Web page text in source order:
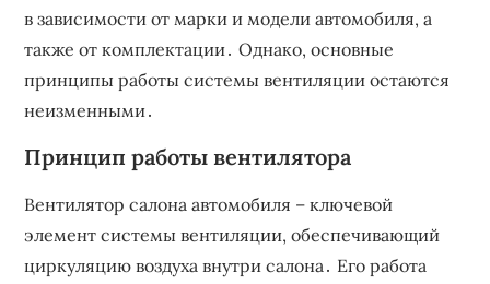
в зависимости от марки и модели автомобиля, а
также от комплектации․ Однако, основные
принципы работы системы вентиляции остаются
неизменными․
Принцип работы вентилятора
Вентилятор салона автомобиля – ключевой
элемент системы вентиляции, обеспечивающий
циркуляцию воздуха внутри салона․ Его работа